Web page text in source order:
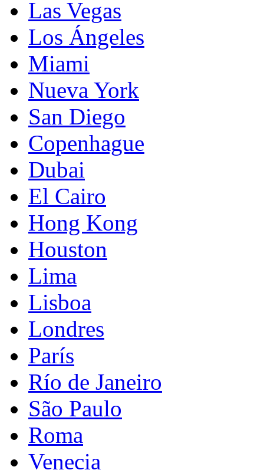
Las Vegas
Los Ángeles
Miami
Nueva York
San Diego
Copenhague
Dubai
El Cairo
Hong Kong
Houston
Lima
Lisboa
Londres
París
Río de Janeiro
São Paulo
Roma
Venecia